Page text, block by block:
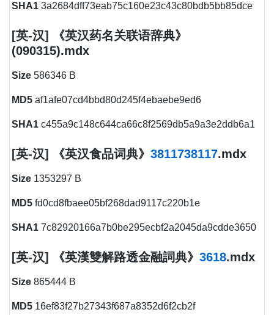
SHA1 3a2684dff73eab75c160e23c43c80bdb5bb85dce
[英-汉] 《英汉药名关联语辞典》
(090315).mdx
Size 586346 B
MD5 af1afe07cd4bbd80d245f4ebaebe9ed6
SHA1 c455a9c148c644ca66c8f2569db5a9a3e2ddb6a1
[英-汉] 《英汉食品词典》 3811738117.mdx
Size 1353297 B
MD5 fd0cd8fbaee05bf268dad9117c220b1e
SHA1 7c82920166a7b0be295ecbf2a2045da9cdde3650
[英-汉] 《英漢雙解路透金融詞典》 3618.mdx
Size 865444 B
MD5 16ef83f27b27343f687a8352d6f2cb2f